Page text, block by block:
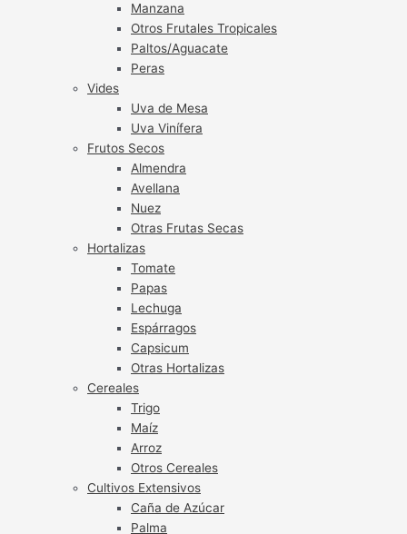
Manzana
Otros Frutales Tropicales
Paltos/Aguacate
Peras
Vides
Uva de Mesa
Uva Vinífera
Frutos Secos
Almendra
Avellana
Nuez
Otras Frutas Secas
Hortalizas
Tomate
Papas
Lechuga
Espárragos
Capsicum
Otras Hortalizas
Cereales
Trigo
Maíz
Arroz
Otros Cereales
Cultivos Extensivos
Caña de Azúcar
Palma